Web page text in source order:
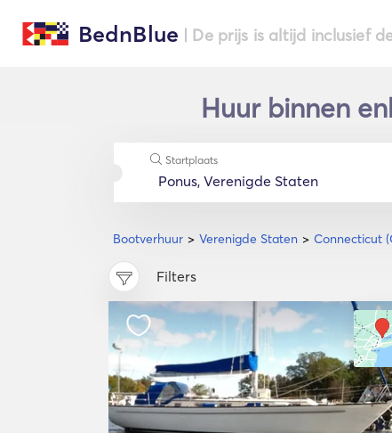
BednBlue | De prijs is altijd inclusief
Huur binnen
Bootverhuur Verenigde Staten Connecticut
Startplaats
Filters